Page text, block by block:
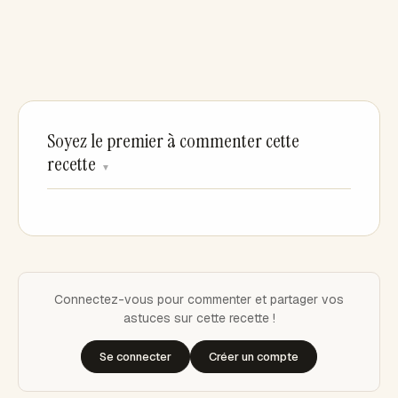
Soyez le premier à commenter cette
recette
▼
Connectez-vous pour commenter et partager vos
astuces sur cette recette !
Se connecter Créer un compte